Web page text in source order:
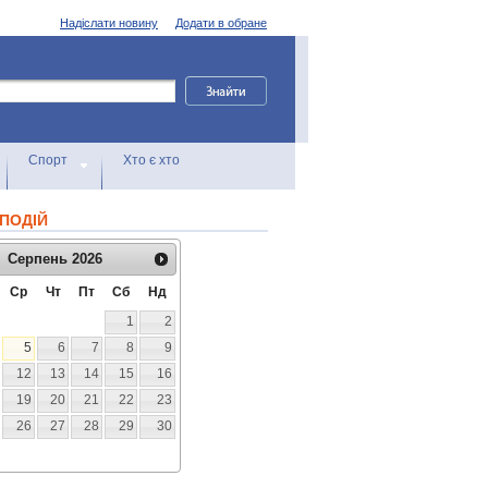
Додати в обране
Надіслати новину
Спорт Хто є хто
Серпень 2026
Ср Чт Пт Сб
Нд
1
2
5 6 7 8
9
12 13 14 15
16
19 20 21 22
23
26 27 28 29
30